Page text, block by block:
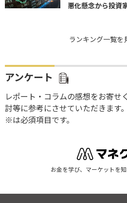
悪化懸念から投資
ランキング一覧を
アンケート
レポート・コラムの感想をお寄せ
討等に参考にさせていただきます。
※は必須項目です。
お金を学び、マーケットを